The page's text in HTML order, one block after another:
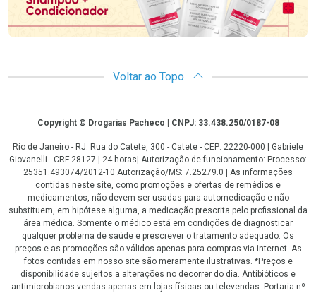
Voltar ao Topo
CopyrightCopyright © Drogarias Pacheco | CNPJ: 33.438.250/0187-08
Rio de Janeiro - RJ: Rua do Catete, 300 - Catete - CEP: 22220-000 | Gabriele
Giovanelli - CRF 28127 | 24 horas| Autorização de funcionamento: Processo:
25351.493074/2012-10 Autorização/MS: 7.25279.0 | As informações
contidas neste site, como promoções e ofertas de remédios e
medicamentos, não devem ser usadas para automedicação e não
substituem, em hipótese alguma, a medicação prescrita pelo profissional da
área médica. Somente o médico está em condições de diagnosticar
qualquer problema de saúde e prescrever o tratamento adequado. Os
preços e as promoções são válidos apenas para compras via internet. As
fotos contidas em nosso site são meramente ilustrativas. *Preços e
disponibilidade sujeitos a alterações no decorrer do dia. Antibióticos e
antimicrobianos vendas apenas em lojas físicas ou televendas. Portaria nº